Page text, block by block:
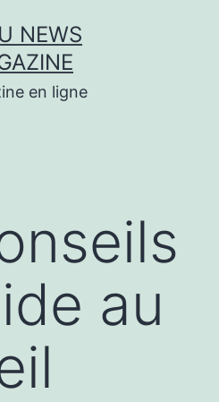
NEWS
en ligne
au